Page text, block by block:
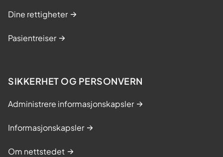
Dine rettigheter
Pasientreiser
SIKKERHET OG PERSONVERN
Administrere informasjonskapsler
Informasjonskapsler
Om nettstedet